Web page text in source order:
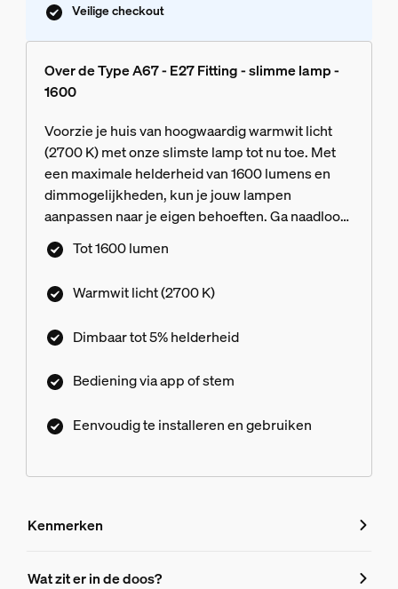
Veilige checkout
Over de Type A67 - E27 Fitting - slimme lamp -
1600
Voorzie je huis van hoogwaardig warmwit licht
(2700 K) met onze slimste lamp tot nu toe. Met
een maximale helderheid van 1600 lumens en
dimmogelijkheden, kun je jouw lampen
aanpassen naar je eigen behoeften. Ga naadloos
van een volledige helderheid naar een helderheid
van slechts 5%, met behulp van de Hue app.
Tot 1600 lumen
Warmwit licht (2700 K)
Dimbaar tot 5% helderheid
Bediening via app of stem
Eenvoudig te installeren en gebruiken
Kenmerken
Kenmerken
Wat zit er in de doos?